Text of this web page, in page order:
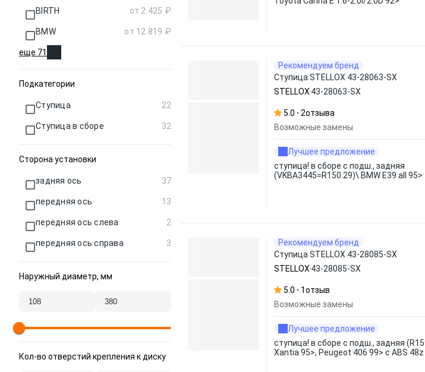
BIRTH от 2 425 ₽
BMW от 12 819 ₽
еще 71
Подкатегории
Ступица 22
Ступица в сборе 32
Сторона установки
задняя ось 37
передняя ось 13
передняя ось слева 2
передняя ось справа 3
Наружный диаметр, мм
Кол-во отверстий крепления к диску
Рекомендуем бренд
Ступица STELLOX 43-28063-SX
STELLOX 43-28063-SX
5.0 2отзыва
Возможные замены
Лучшее предложение
ступица! в сборе с подш., задняя
(VKBA3445=R150.29)\ BMW E39 all 95>
Рекомендуем бренд
Ступица STELLOX 43-28085-SX
STELLOX 43-28085-SX
5.0 1отзыв
Возможные замены
Лучшее предложение
ступица! в сборе с подш., задняя
Xantia 95>, Peugeot 406 99> с ABS 48z